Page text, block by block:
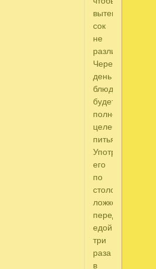
вытекающий
сок
не
разлился.
Через
день
блюдечко
будет
полно
целебного
питья.
Употребляйте
его
по
столовой
ложке
перед
едой
три
раза
в